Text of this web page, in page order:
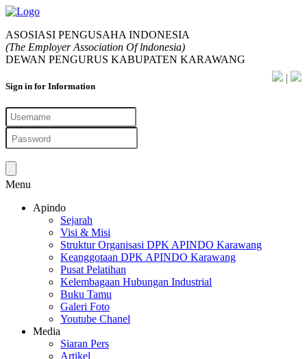
ASOSIASI PENGUSAHA INDONESIA
(The Employer Association Of lndonesia)
DEWAN PENGURUS KABUPATEN KARAWANG
|
Sign in for Information
Menu
Apindo
Sejarah
Visi & Misi
Struktur Organisasi DPK APINDO Karawang
Keanggotaan DPK APINDO Karawang
Pusat Pelatihan
Kelembagaan Hubungan Industrial
Buku Tamu
Galeri Foto
Youtube Chanel
Media
Siaran Pers
Artikel